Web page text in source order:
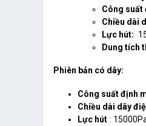
Công suất
Chiều dài
Lực hút:
Dung tích
Phiên bản có dây:
Công suất định
Chiều dài dây
Lực hút :